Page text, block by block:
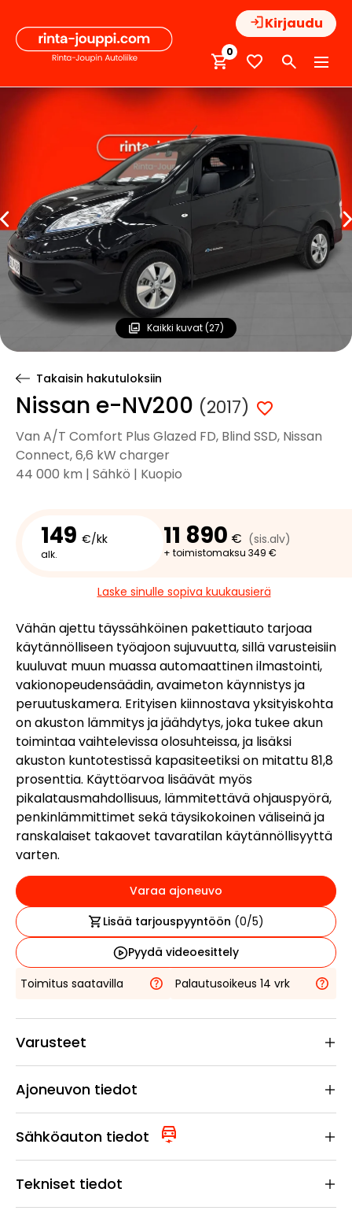
sisältöön
Kirjaudu
0
Kaikki kuvat (27)
Takaisin hakutuloksiin
Nissan e-NV200 (2017)
Van A/T Comfort Plus Glazed FD, Blind SSD, Nissan
Connect, 6,6 kW charger
44 000 km | Sähkö | Kuopio
149 €/kk
alk.
11 890 € (sis.alv)
+ toimistomaksu 349 €
Laske sinulle sopiva kuukausierä
Vähän ajettu täyssähköinen pakettiauto tarjoaa
käytännölliseen työajoon sujuvuutta, sillä varusteisiin
kuuluvat muun muassa automaattinen ilmastointi,
vakionopeudensäädin, avaimeton käynnistys ja
peruutuskamera. Erityisen kiinnostava yksityiskohta
on akuston lämmitys ja jäähdytys, joka tukee akun
toimintaa vaihtelevissa olosuhteissa, ja lisäksi
akuston kuntotestissä kapasiteetiksi on mitattu 81,8
prosenttia. Käyttöarvoa lisäävät myös
pikalatausmahdollisuus, lämmitettävä ohjauspyörä,
penkinlämmittimet sekä täysikokoinen väliseinä ja
ranskalaiset takaovet tavaratilan käytännöllisyyttä
varten.
Varaa ajoneuvo
Lisää tarjouspyyntöön (0/5)
Pyydä videoesittely
Toimitus saatavilla
Palautusoikeus 14 vrk
Varusteet
Ajoneuvon tiedot
Sähköauton tiedot
Tekniset tiedot